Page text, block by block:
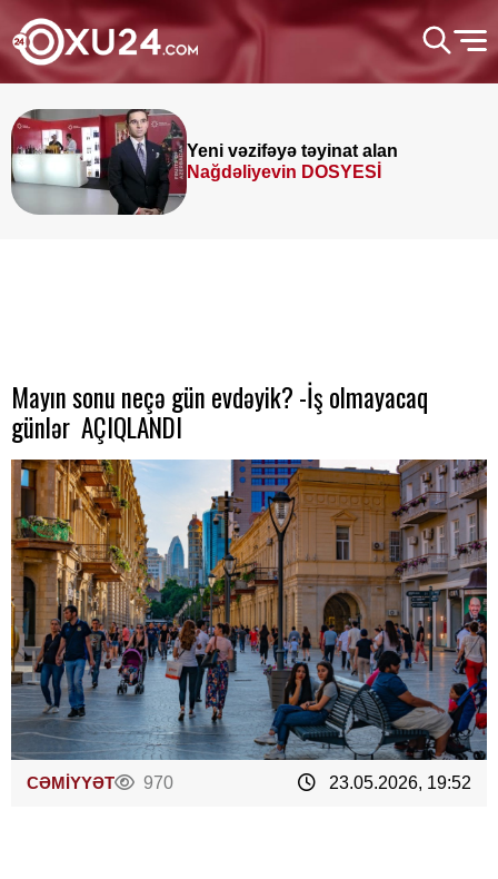
Yeni vəzifəyə təyinat alan
Nağdəliyevin DOSYESİ
Mayın sonu neçə gün evdəyik? -İş olmayacaq
günlər AÇIQLANDI
CƏMİYYƏT 970 23.05.2026, 19:52